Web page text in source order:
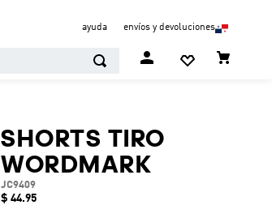
ayuda envíos y devoluciones
SHORTS TIRO
WORDMARK
JC9409
$ 44.95